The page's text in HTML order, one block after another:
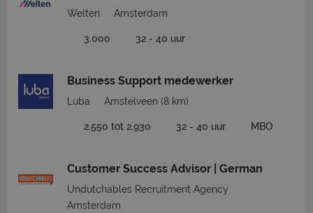
Welten Amsterdam
3.000 32 - 40 uur
Business Support medewerker
Luba Amstelveen (8 km)
2.550 tot 2.930 32 - 40 uur MBO
Customer Success Advisor | German
Undutchables Recruitment Agency
Amsterdam